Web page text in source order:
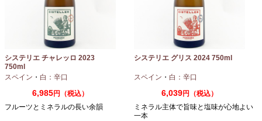
システリエ チャレッロ 2023
750ml
スペイン ・ 白：辛口
6,985円（税込）
フルーツとミネラルの長い余韻
システリエ グリス 2024 750ml
スペイン ・ 白：辛口
6,039円（税込）
ミネラル主体で旨味と塩味が心地よい
一本